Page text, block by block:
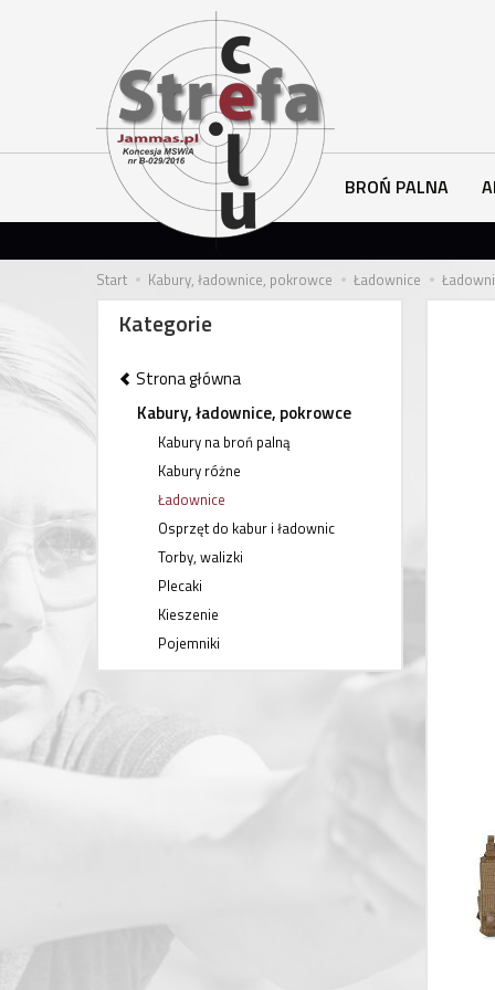
BROŃ PALNA
Start Kabury, ładownice, pokrowce Ładownice
Kategorie
Strona główna
Kabury, ładownice, pokrowce
Kabury na broń palną
Kabury różne
Ładownice
Osprzęt do kabur i ładownic
Torby, walizki
Plecaki
Kieszenie
Pojemniki